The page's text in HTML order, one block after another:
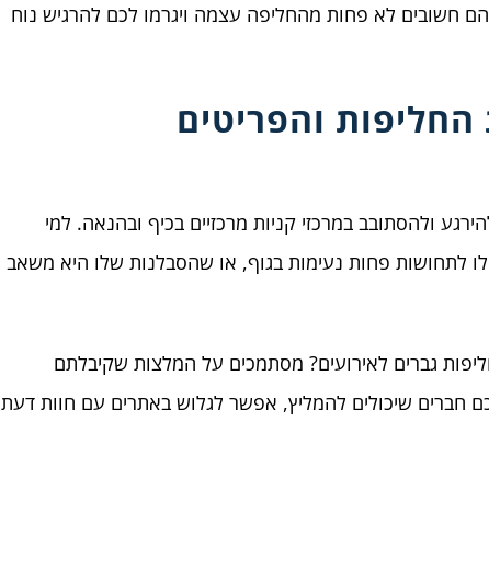
חשובים לא פחות מהחליפה עצמה ויגרמו לכם להרגיש נוח
והפריטים
ולהסתובב במרכזי קניות מרכזיים בכיף ובהנאה. למי
לתחושות פחות נעימות בגוף, או שהסבלנות שלו היא משאב
גברים לאירועים? מסתמכים על המלצות שקיבלתם
חברים שיכולים להמליץ, אפשר לגלוש באתרים עם חוות דעת